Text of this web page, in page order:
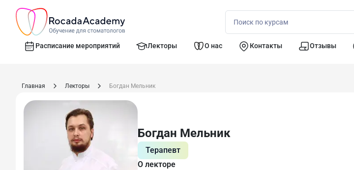
Расписание мероприятий Лекторы О нас Контакты Отзывы
Главная Лекторы Богдан Мельник
Богдан Мельник
Терапевт
О лекторе